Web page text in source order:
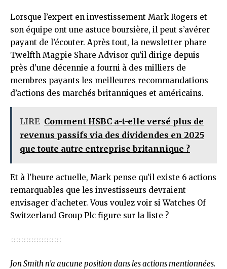
Lorsque l’expert en investissement Mark Rogers et
son équipe ont une astuce boursière, il peut s’avérer
payant de l’écouter. Après tout, la newsletter phare
Twelfth Magpie Share Advisor qu’il dirige depuis
près d’une décennie a fourni à des milliers de
membres payants les meilleures recommandations
d’actions des marchés britanniques et américains.
LIRE Comment HSBC a-t-elle versé plus de
revenus passifs via des dividendes en 2025
que toute autre entreprise britannique ?
Et à l’heure actuelle, Mark pense qu’il existe 6 actions
remarquables que les investisseurs devraient
envisager d’acheter. Vous voulez voir si Watches Of
Switzerland Group Plc figure sur la liste ?
Jon Smith n’a aucune position dans les actions mentionnées.